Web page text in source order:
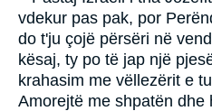
vdekur pas pak, por
do t'ju çojë përsëri në
kësaj, ty po të jap një
krahasim me vëllezërit e
Amorejtë me shpatën dhe